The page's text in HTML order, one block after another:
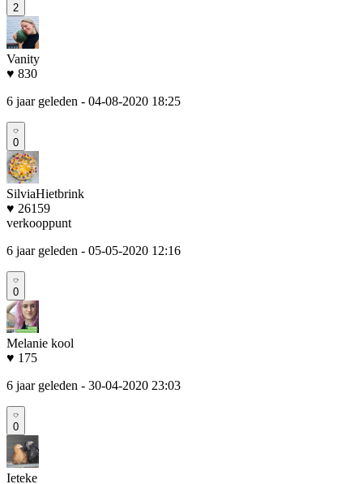
2
Vanity
♥ 830
6 jaar geleden - 04-08-2020 18:25
0
SilviaHietbrink
♥ 26159
verkooppunt
6 jaar geleden - 05-05-2020 12:16
0
Melanie kool
♥ 175
6 jaar geleden - 30-04-2020 23:03
0
Ieteke